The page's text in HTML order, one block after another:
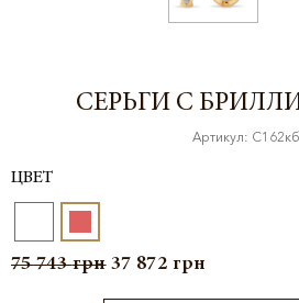
СЕРЬГИ С
Артикул: С162кб
ЦВЕТ
75 743грн 37 872 грн